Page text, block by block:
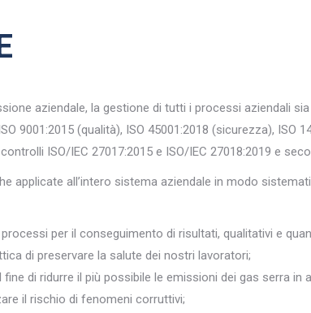
aziendale, la gestione di tutti i processi aziendali
9001:2015 (qualità), ISO 45001:2018 (sicurezza), ISO
ISO/IEC 27017:2015 e ISO/IEC 27018:2019 e
applicate all’intero sistema aziendale in modo
per il conseguimento di risultati, qualitativi e
di preservare la salute dei nostri lavoratori;
di ridurre il più possibile le emissioni dei gas serra in
il rischio di fenomeni corruttivi;